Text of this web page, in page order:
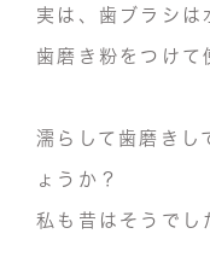
実は、歯ブラシは
歯磨き粉をつけて
濡らして歯磨きし
ょうか？
私も昔はそうで